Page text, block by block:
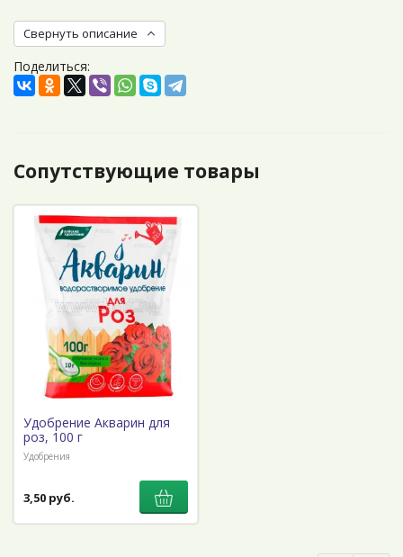
Свернуть описание
Поделиться:
Сопутствующие товары
Удобрение Акварин для
роз, 100 г
Удобрения
3,50 руб.